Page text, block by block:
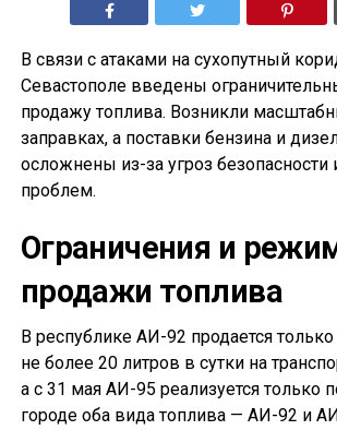
В связи с атаками на сухопутный
Севастополе введены
продажу топлива. Возникли
заправках, а поставки бензина и
осложнены из-за угроз безопасности
проблем.
Ограничения и
продажи топлива
В республике АИ-92 продается
не более 20 литров в сутки на
а с 31 мая АИ-95 реализуется только
городе оба вида топлива — АИ-92 и